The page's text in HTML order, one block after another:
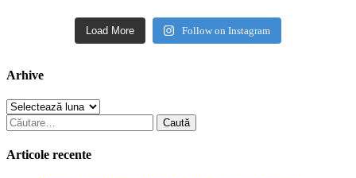
Load More Follow on Instagram
Arhive
Arhive
Caută
după:
Articole recente